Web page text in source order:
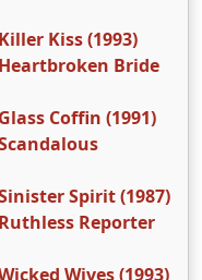
Kiss (1993)
Bride
Coffin (1991)
Spirit (1987)
Reporter
Wives (1993)